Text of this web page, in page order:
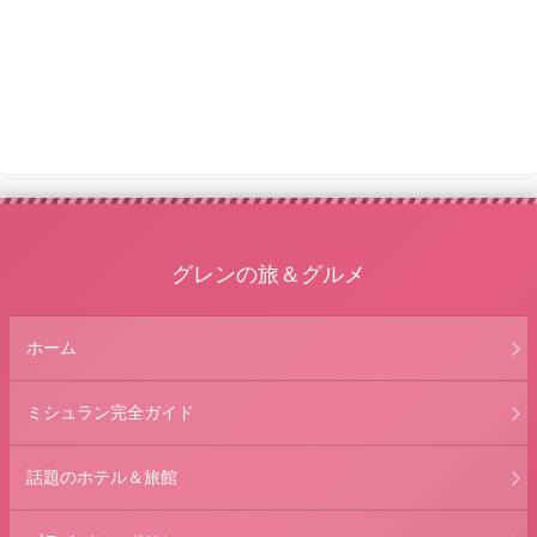
グレンの旅＆グルメ
ホーム
ミシュラン完全ガイド
話題のホテル＆旅館